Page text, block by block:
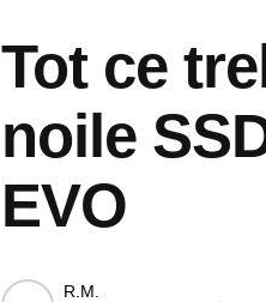
Tot ce
noile
EVO
Posted
R.M.